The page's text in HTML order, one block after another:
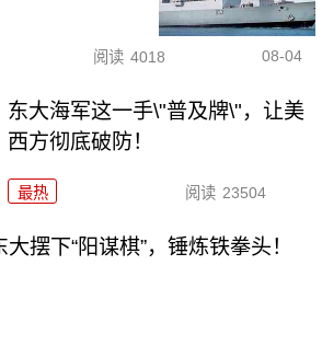
阅读 4018 08-04
东大海军这一手\"普及牌\"，让美
西方彻底破防！
最热 阅读 23504
摆下“阳谋棋”，锤炼铁拳头！